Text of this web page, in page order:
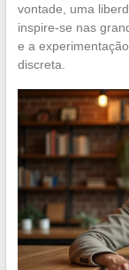
vontade, uma
inspire-se nas
e a
discreta.